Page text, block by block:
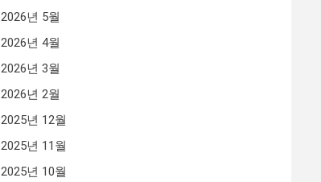
2026년 5월
2026년 4월
2026년 3월
2026년 2월
2025년 12월
2025년 11월
2025년 10월